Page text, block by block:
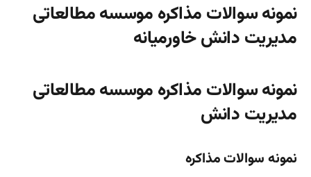
نمونه سوالات مذاکره موسسه مطالعاتی
مدیریت دانش خاورمیانه
نمونه سوالات مذاکره موسسه مطالعاتی
مدیریت دانش
نمونه سوالات مذاکره